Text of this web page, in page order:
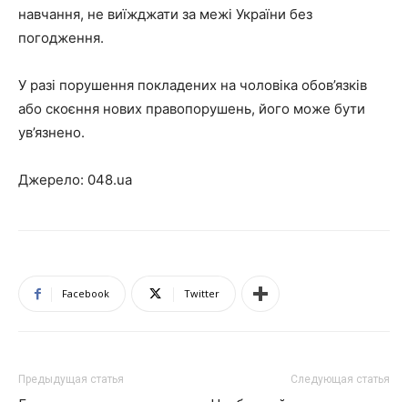
навчання, не виїжджати за межі України без
погодження.
У разі порушення покладених на чоловіка обов’язків
або скоєння нових правопорушень, його може бути
ув’язнено.
Джерело: 048.ua
Facebook Twitter
Предыдущая статья Следующая статья